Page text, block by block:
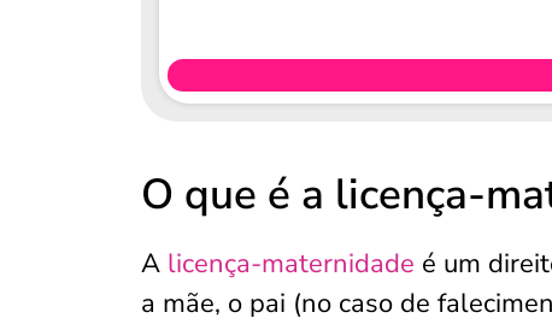
O que é a licença-
A licença-maternidade é um
a mãe, o pai (no caso de